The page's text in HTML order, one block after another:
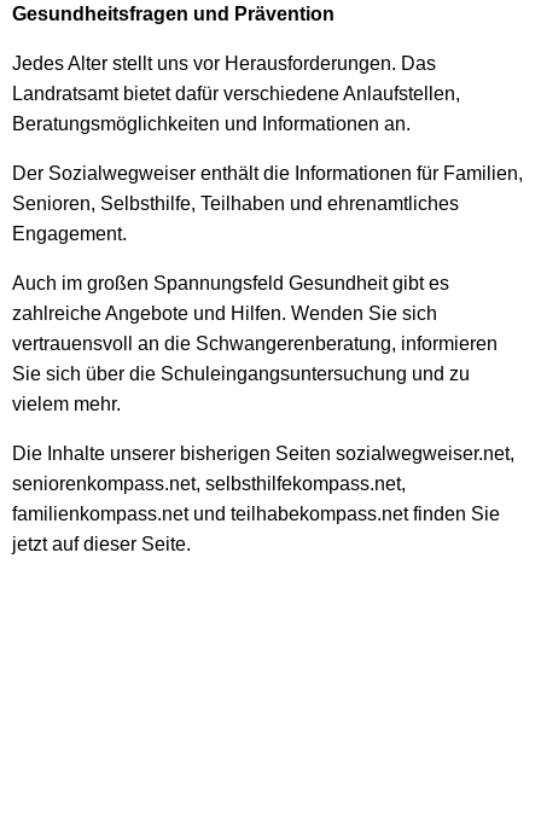
Gesundheitsfragen und Prävention
Jedes Alter stellt uns vor Herausforderungen. Das
Landratsamt bietet dafür verschiedene Anlaufstellen,
Beratungsmöglichkeiten und Informationen an.
Der Sozialwegweiser enthält die Informationen für Familien,
Senioren, Selbsthilfe, Teilhaben und ehrenamtliches
Engagement.
Auch im großen Spannungsfeld Gesundheit gibt es
zahlreiche Angebote und Hilfen. Wenden Sie sich
vertrauensvoll an die Schwangerenberatung, informieren
Sie sich über die Schuleingangsuntersuchung und zu
vielem mehr.
Die Inhalte unserer bisherigen Seiten sozialwegweiser.net,
seniorenkompass.net, selbsthilfekompass.net,
familienkompass.net und teilhabekompass.net finden Sie
jetzt auf dieser Seite.